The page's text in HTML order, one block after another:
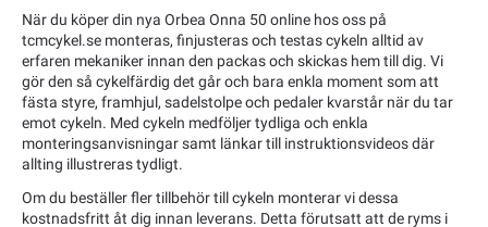
När du köper din nya Orbea Onna 50 online hos oss på
tcmcykel.se monteras, finjusteras och testas cykeln alltid av
erfaren mekaniker innan den packas och skickas hem till dig. Vi
gör den så cykelfärdig det går och bara enkla moment som att
fästa styre, framhjul, sadelstolpe och pedaler kvarstår när du tar
emot cykeln. Med cykeln medföljer tydliga och enkla
monteringsanvisningar samt länkar till instruktionsvideos där
allting illustreras tydligt.
Om du beställer fler tillbehör till cykeln monterar vi dessa
kostnadsfritt åt dig innan leverans. Detta förutsatt att de ryms i